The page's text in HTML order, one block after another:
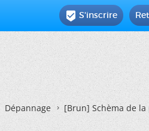
 S'inscrire
Dépannage [Brun]Schèma de